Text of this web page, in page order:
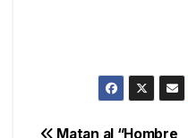
Matan al “Hombre